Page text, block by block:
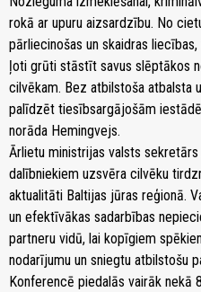
rokā ar upuru aizsardzību. No
pārliecinošas un skaidras
ļoti grūti stāstīt savus slēptākos
cilvēkam. Bez atbilstoša atbalsta
palīdzēt tiesībsargājošām
norāda Hemingvejs.
Ārlietu ministrijas valsts
dalībniekiem uzsvēra cilvēku
aktualitāti Baltijas jūras reģionā.
un efektīvākas sadarbības
partneru vidū, lai kopīgiem
nodarījumu un sniegtu atbilstošu
Konferencē piedalās vairāk nekā